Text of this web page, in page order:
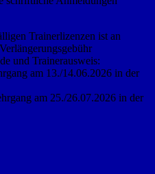
Trainerlizenzen ist an
und Trainerausweis:
am 13./14.06.2026 in der
am 25./26.07.2026 in der